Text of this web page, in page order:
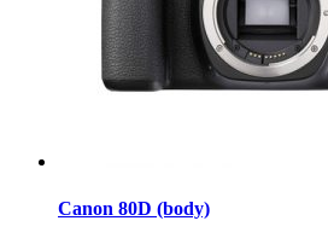
Canon 80D (body)